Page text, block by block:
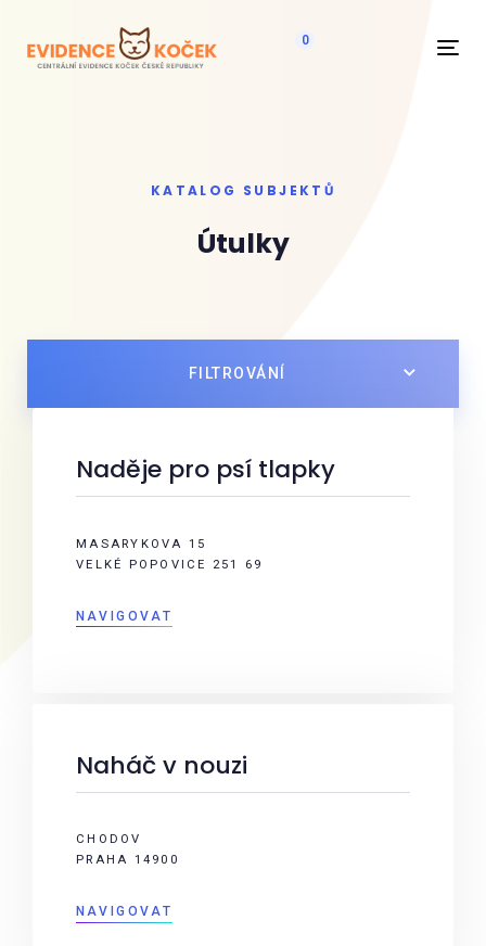
0
KATALOG SUBJEKTŮ
Útulky
FILTROVÁNÍ
Naděje pro psí tlapky
MASARYKOVA 15
VELKÉ POPOVICE 251 69
NAVIGOVAT
Naháč v nouzi
CHODOV
PRAHA 14900
NAVIGOVAT